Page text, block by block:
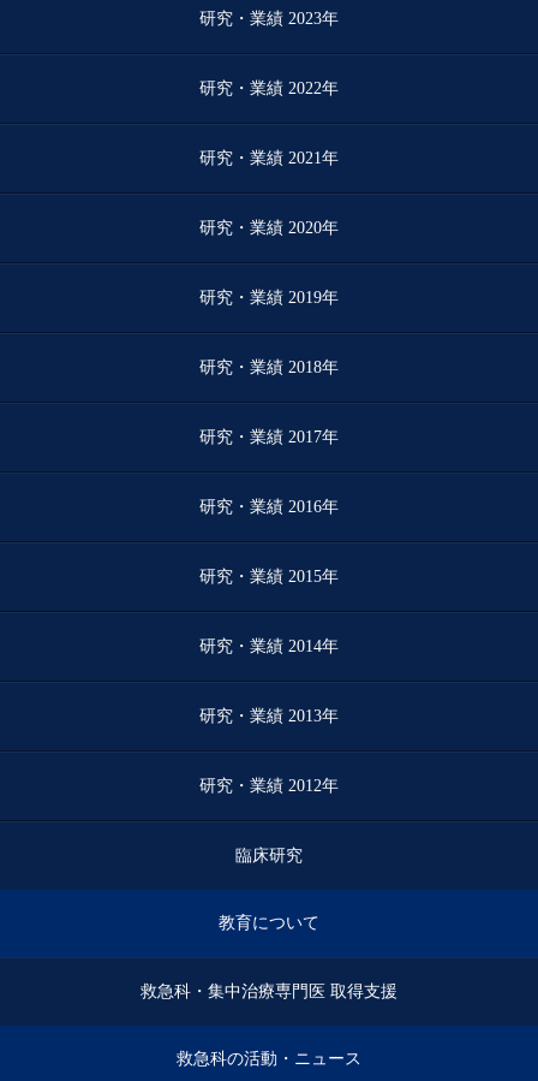
研究・業績 2023年
研究・業績 2022年
研究・業績 2021年
研究・業績 2020年
研究・業績 2019年
研究・業績 2018年
研究・業績 2017年
研究・業績 2016年
研究・業績 2015年
研究・業績 2014年
研究・業績 2013年
研究・業績 2012年
臨床研究
教育について
救急科・集中治療専門医 取得支援
救急科の活動・ニュース